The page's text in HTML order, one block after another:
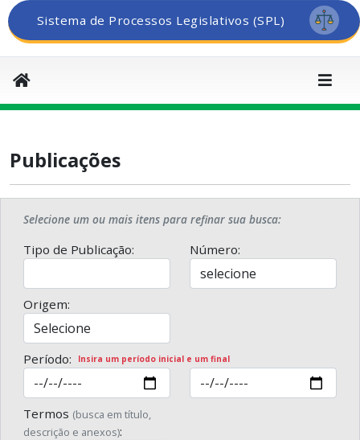
Sistema de Processos Legislativos (SPL)
Publicações
Selecione um ou mais itens para refinar sua busca:
Tipo de Publicação: Número:
Origem:
Período: Insira um período inicial e um final
Termos (busca em título,
descrição e anexos):